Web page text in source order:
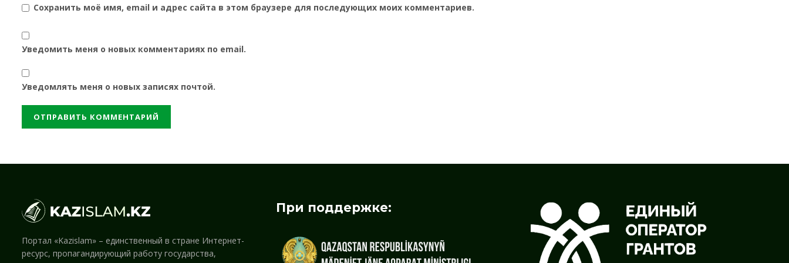
Сохранить моё имя, email и адрес сайта в этом браузере для последующих моих комментариев.
Уведомить меня о новых комментариях по email.
Уведомлять меня о новых записях почтой.
Портал «Kazislam» – единственный в стране Интернет-
ресурс, пропагандирующий работу государства,
При поддержке: